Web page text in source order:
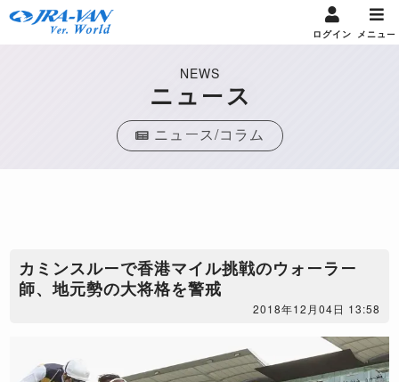
ログイン メニュー
NEWS
ニュース
ニュース/コラム
​カミンスルーで香港マイル挑戦のウォーラー
師、地元勢の大将格を警戒
2018年12月04日 13:58